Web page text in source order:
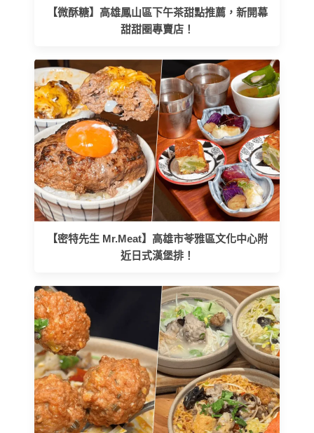
【微酥糖】高雄鳳山區下午茶甜點推薦，新開幕
甜甜圈專賣店！
【密特先生 Mr.Meat】高雄市苓雅區文化中心附
近日式漢堡排！